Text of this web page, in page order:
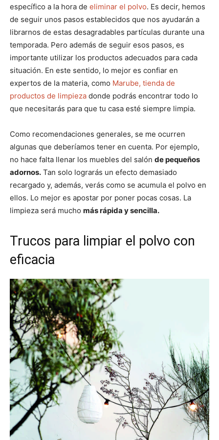
específico a la hora de eliminar el polvo. Es decir, hemos
de seguir unos pasos establecidos que nos ayudarán a
librarnos de estas desagradables partículas durante una
temporada. Pero además de seguir esos pasos, es
importante utilizar los productos adecuados para cada
situación. En este sentido, lo mejor es confiar en
expertos de la materia, como Marube, tienda de
productos de limpieza donde podrás encontrar todo lo
que necesitarás para que tu casa esté siempre limpia.
Como recomendaciones generales, se me ocurren
algunas que deberíamos tener en cuenta. Por ejemplo,
no hace falta llenar los muebles del salón de pequeños
adornos. Tan solo lograrás un efecto demasiado
recargado y, además, verás como se acumula el polvo en
ellos. Lo mejor es apostar por poner pocas cosas. La
limpieza será mucho más rápida y sencilla.
Trucos para limpiar el polvo con
eficacia